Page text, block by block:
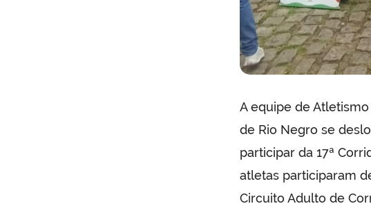
A equipe de
de Rio Negro se
participar da 17ª
atletas participaram
Circuito Adulto de